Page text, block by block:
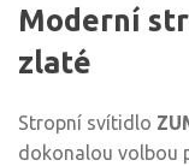
Moderní
zlaté
Stropní svítidlo
dokonalou volbou